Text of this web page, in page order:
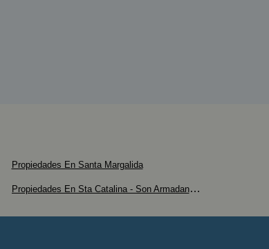
Propiedades En Santa Margalida
Propiedades En Sta Catalina - Son Armadans - Maritim